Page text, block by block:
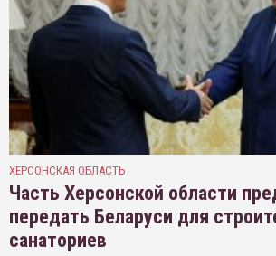
ХЕРСОНСКАЯ ОБЛАСТЬ
Часть Херсонской области
передать Беларуси для
санаториев